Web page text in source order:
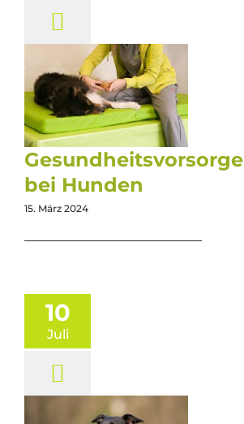
Gesundheitsvorsorge
bei Hunden
15. März 2024
10
Juli